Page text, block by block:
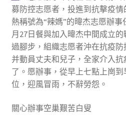
募防控志愿者，投進到抗擊疫
熱稱號為“辣媽”的暐杰志愿辦
月27日餐與加入暐杰中間成立
過腳步，組織志愿者沖在抗疫防
并動員丈夫和兒子，全家介入
了。愿辦事，從早上七點上崗
位，迎風冒雨，不辭勞怨。
關心辦事空巢艱苦白叟